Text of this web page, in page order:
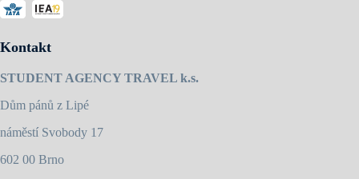
Kontakt
STUDENT AGENCY TRAVEL k.s.
Dům pánů z Lipé
náměstí Svobody 17
602 00 Brno